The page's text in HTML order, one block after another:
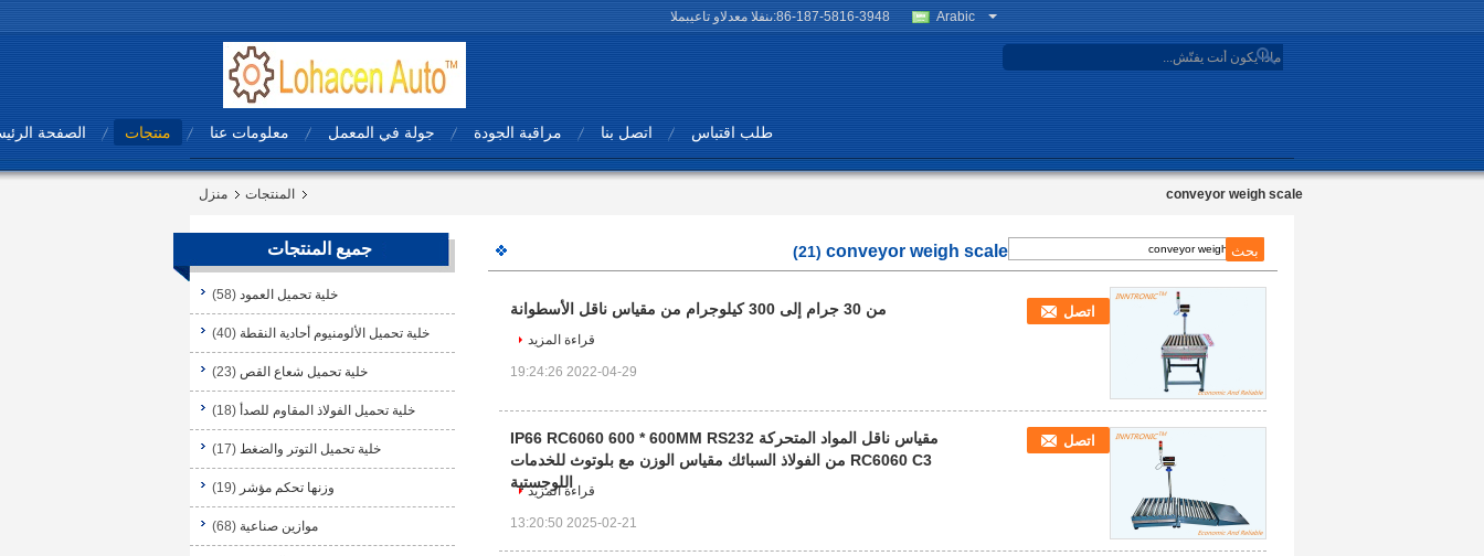
المبيعات والدعم الفنى:86-187-5816-3948 Arabic
search
الصفحة منتجات معلومات عنا جولة في المعمل مراقبة الجودة اتصل بنا طلب اقتباس
منزل المنتجات conveyor weigh scale
جميع المنتجات
خلية تحميل العمود (58)
خلية تحميل الألومنيوم أحادية النقطة (40)
خلية تحميل شعاع القص (23)
خلية تحميل الفولاذ المقاوم للصدأ (18)
خلية تحميل التوتر والضغط (17)
وزنها تحكم مؤشر (19)
موازين صناعية (68)
conveyor weigh scale
(21)
من 30 جرام إلى 300 كيلوجرام من مقياس ناقل الأسطوانة اتصل
قراءة المزيد
2022-04-29 19:24:26
مقياس ناقل المواد المتحركة IP66 RC6060 600 * 600MM RS232
RC6060 C3 من الفولاذ السبائك مقياس الوزن مع بلوتوث للخدمات
اللوجستية
اتصل
قراءة المزيد
2025-02-21 13:20:50